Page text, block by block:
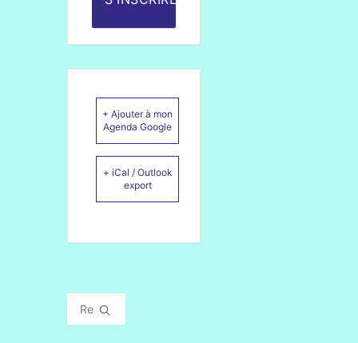
+ Ajouter à mon
Agenda Google
+ iCal / Outlook
export